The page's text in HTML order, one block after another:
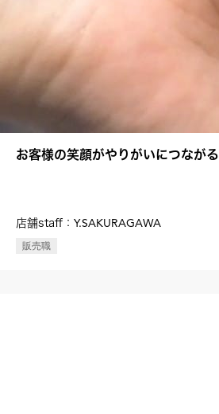
お客様の笑顔がやりがいにつながる
店舗staff： Y.SAKURAGAWA
販売職